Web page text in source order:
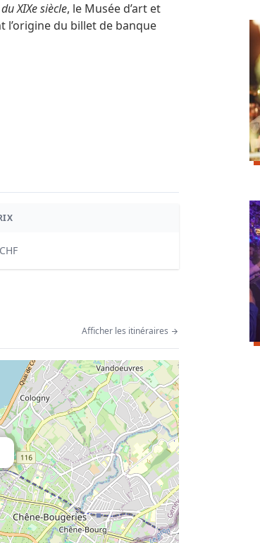
XIXe siècle, le Musée d’art et
l’origine du billet de banque
Afficher les itinéraires